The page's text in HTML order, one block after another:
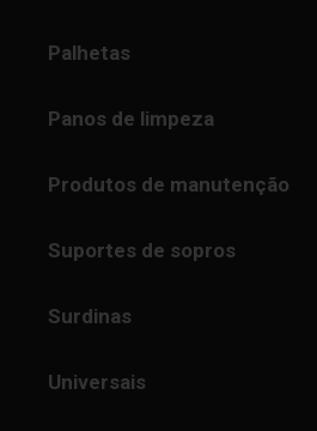
Palhetas
Panos de limpeza
Produtos de manutenção
Suportes de sopros
Surdinas
Universais